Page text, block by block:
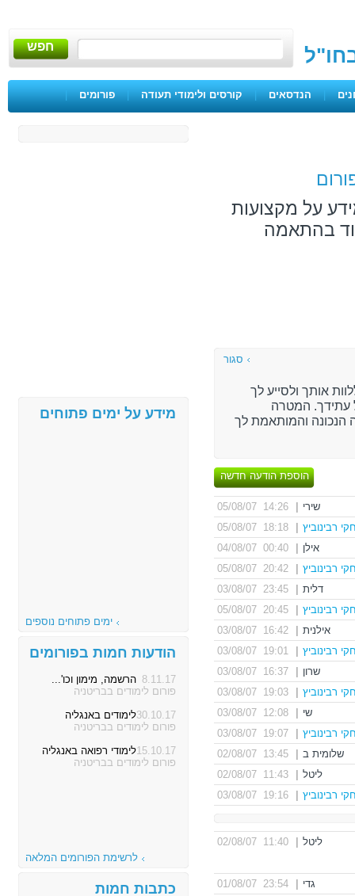
חפש
| הנדסאים | קורסים ולימודי תעודה | פורומים |
על מקצועות
בהתאמה
אותך ולסייע לך
עתידך. המטרה
הנכונה והמותאמת לך
סגור
הוספת הודעה חדשה
שירי
14:26 05/08/07
רבינוביץ
18:18 05/08/07
אילן
00:40 04/08/07
רבינוביץ
20:42 05/08/07
דלית
23:45 03/08/07
רבינוביץ
20:45 05/08/07
אילנית
16:42 03/08/07
רבינוביץ
19:01 03/08/07
שרון
16:37 03/08/07
רבינוביץ
19:03 03/08/07
שי
12:08 03/08/07
רבינוביץ
19:07 03/08/07
שלומית ב
13:45 02/08/07
ליטל
11:43 02/08/07
רבינוביץ
19:16 03/08/07
ליטל 11:40 02/08/07
גדי
23:54 01/08/07
מידע על ימים פתוחים
ימים פתוחים נוספים
הודעות חמות בפורומים
8.11.17 הרשמה, מימון וכו'...
פורום לימודים בבריטניה
30.10.17לימודים באנגליה
פורום לימודים בבריטניה
15.10.17לימודי רפואה באנגליה
פורום לימודים בבריטניה
לרשימת הפורומים המלאה
כתבות חמות